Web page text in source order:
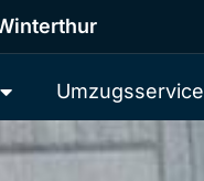
Umzugsservice